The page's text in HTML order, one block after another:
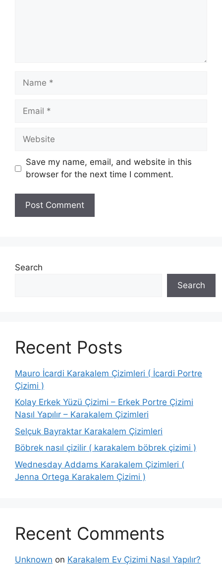
Name
Email
Website
Save my name, email, and website in this
browser for the next time I comment.
Search
Search
Recent Posts
Mauro İcardi Karakalem Çizimleri ( İcardi Portre
Çizimi )
Kolay Erkek Yüzü Çizimi – Erkek Portre Çizimi
Nasıl Yapılır – Karakalem Çizimleri
Selçuk Bayraktar Karakalem Çizimleri
Böbrek nasıl çizilir ( karakalem böbrek çizimi )
Wednesday Addams Karakalem Çizimleri (
Jenna Ortega Karakalem Çizimi )
Recent Comments
Unknown on Karakalem Ev Çizimi Nasıl Yapılır?